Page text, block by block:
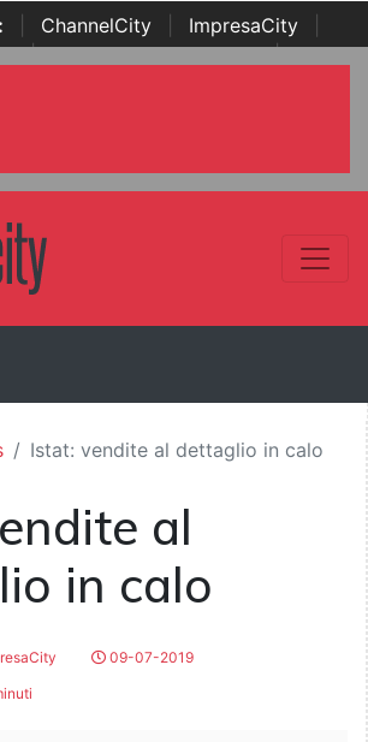
ChannelCity ImpresaCity
| Italian Channel Awards | Italian
Istat: vendite al dettaglio in calo
al
in calo
09-07-2019